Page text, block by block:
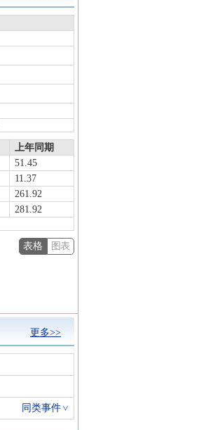
上年同期
51.45
11.37
261.92
281.92
表格 图表
更多>>
同类事件